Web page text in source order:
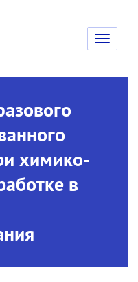
Toggle
химико-
в